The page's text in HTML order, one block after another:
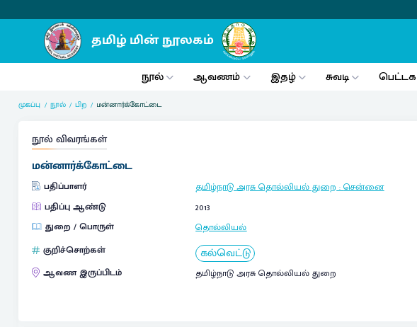
நூல் ஆவணம் இதழ் சுவடி
முகப்பு நூல் பிற மன்னார்க்கோட்டை
நூல் விவரங்கள்
மன்னார்க்கோட்டை
பதிப்பாளர் தமிழ்நாடு அரசு தொல்லியல் துறை:சென்னை
பதிப்பு ஆண்டு
2013
துறை / பொருள்
தொல்லியல்
குறிச்சொற்கள்
கல்வெட்டு
ஆவண இருப்பிடம் தமிழ்நாடு அரசு தொல்லியல் துறை